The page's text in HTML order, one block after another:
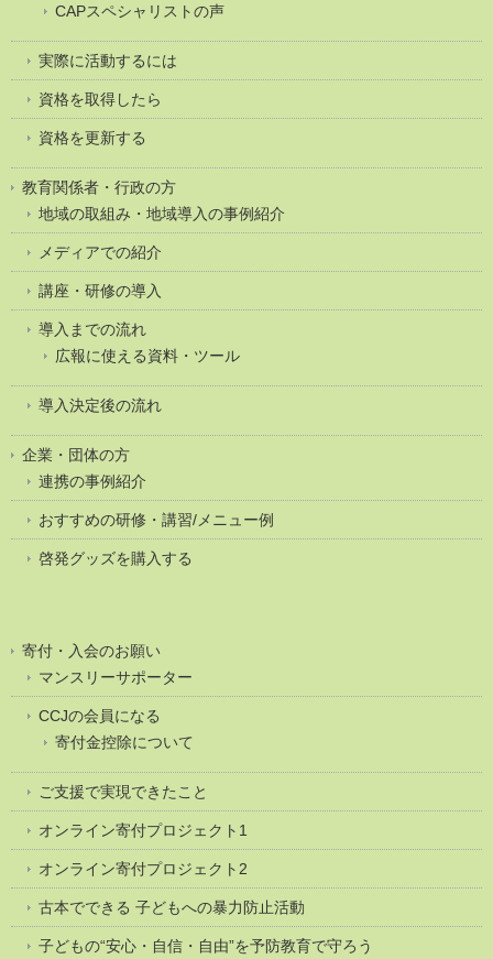
CAPスペシャリストの声
実際に活動するには
資格を取得したら
資格を更新する
教育関係者・行政の方
地域の取組み・地域導入の事例紹介
メディアでの紹介
講座・研修の導入
導入までの流れ
広報に使える資料・ツール
導入決定後の流れ
企業・団体の方
連携の事例紹介
おすすめの研修・講習/メニュー例
啓発グッズを購入する
寄付・入会のお願い
マンスリーサポーター
CCJの会員になる
寄付金控除について
ご支援で実現できたこと
オンライン寄付プロジェクト1
オンライン寄付プロジェクト2
古本でできる 子どもへの暴力防止活動
子どもの“安心・自信・自由”を予防教育で守ろう